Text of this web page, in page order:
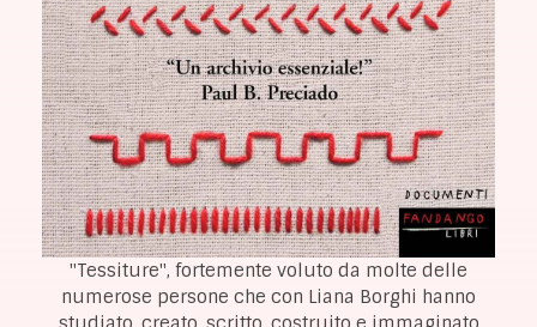
"Tessiture", fortemente voluto da molte delle
numerose persone che con Liana Borghi hanno